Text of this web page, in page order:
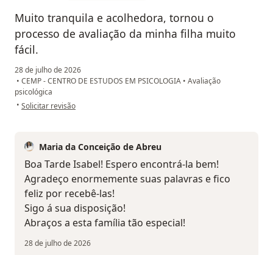
Muito tranquila e acolhedora, tornou o
processo de avaliação da minha filha muito
fácil.
28 de julho de 2026
• CEMP - CENTRO DE ESTUDOS EM PSICOLOGIA • Avaliação
psicológica
• na opinião do utilizador Isabel
Solicitar revisão
Maria da Conceição de Abreu
Boa Tarde Isabel! Espero encontrá-la bem!
Agradeço enormemente suas palavras e fico
feliz por recebê-las!
Sigo á sua disposição!
Abraços a esta família tão especial!
28 de julho de 2026